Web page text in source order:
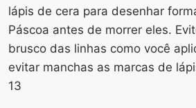
lápis de cera para desenhar
Páscoa antes de morrer eles.
brusco das linhas como você
evitar manchas as marcas de
13